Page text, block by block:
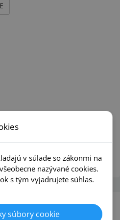
v súlade so zákonmi na
nazývané cookies.
s tým vyjadrujete súhlas.
súbory cookie